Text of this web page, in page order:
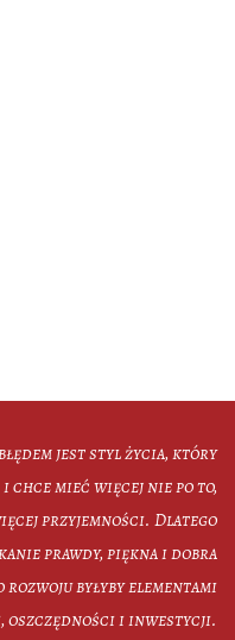
jest styl życia, który
chce mieć więcej nie po to,
przyjemności. Dlatego
prawdy, piękna i dobra
byłyby elementami
oszczędności i inwestycji.